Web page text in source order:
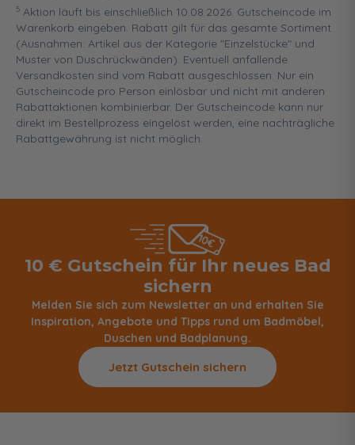
5 Aktion läuft bis einschließlich 10.08.2026. Gutscheincode im
Warenkorb eingeben. Rabatt gilt für das gesamte Sortiment
(Ausnahmen: Artikel aus der Kategorie "Einzelstücke" und
Muster von Duschrückwänden). Eventuell anfallende
Versandkosten sind vom Rabatt ausgeschlossen. Nur ein
Gutscheincode pro Person einlösbar und nicht mit anderen
Rabattaktionen kombinierbar. Der Gutscheincode kann nur
direkt im Bestellprozess eingelöst werden, eine nachträgliche
Rabattgewährung ist nicht möglich.
10 € Gutschein für Ihr neues Bad
sichern
Melden Sie sich zum Newsletter an und erhalten Sie
Inspiration, Angebote und Tipps rund um Badmöbel,
Duschen und Badplanung.
Jetzt Gutschein sichern